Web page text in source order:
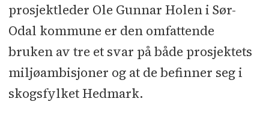
Byggherreombud:Prosjektråd
Innlandet
Totalentreprenør:Backe Romerike
Arkitekt og interiørarkitekt:
prosjektleder Ole Gunnar Holen i Sør-
Odal kommune er den omfattende
bruken av tre et svar på både prosjektets
miljøambisjoner og at de befinner seg i
skogsfylket Hedmark.